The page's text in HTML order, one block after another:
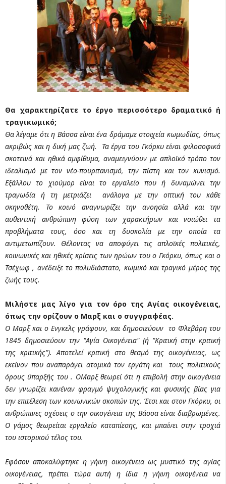
Θα χαρακτηρίζατε το έργο περισσότερο δραματικό ή
τραγικωμικό;
Θα λέγαμε ότι η Βάσσα είναι ένα δράμαμε στοιχεία κωμωδίας, όπως
ακριβώς και η δική μας ζωή. Τα έργα του Γκόρκυ είναι φιλοσοφικά
σκοτεινά και ηθικά αμφίθυμα, αναμειγνύουν με απλοϊκό τρόπο τον
ιδεαλισμό με τον νέο-πουριτανισμό, την πίστη και τον κυνισμό.
Εξάλλου το χιούμορ είναι το εργαλείο που ή δυναμώνει την
τραγωδία ή τη μετριάζει ανάλογα με την οπτική του κάθε
σκηνοθέτη. Το κοινό αναγνωρίζει την ανοησία αλλά και την
αυθεντική ανθρώπινη φύση των χαρακτήρων και νοιώθει τα
προβλήματα τους, όσο και τη δυσκολία με την οποία τα
αντιμετωπίζουν. Θέλοντας να αποφύγει τις απλοϊκές πολιτικές,
κοινωνικές και ηθικές κρίσεις των ηρώων του ο Γκόρκυ, όπως και ο
Τσέχωφ , ανέδειξε το πολυδιάστατο, κωμικό και τραγικό μέρος της
ζωής τους.
Μιλήστε μας λίγο για τον όρο της Αγίας οικογένειας,
όπως την ορίζουν ο Μαρξ και ο συγγραφέας.
Ο Μαρξ και ο Ενγκελς γράφουν, και δημοσιεύουν το Φλεβάρη του
1845 δημοσιεύουν την "Αγία Οικογένεια" (ή "Κριτική στην κριτική
της κριτικής"). Αποτελεί κριτική στο θεσμό της οικογένειας, ως
εκείνον που αναπαράγει ατομικά τον εργάτη και τους πολιτικούς
όρους ύπαρξής του . ΟΜαρξ θεωρεί ότι η επιβολή στην οικογένεια
δεν γνωρίζει κανέναν φραγμό ψυχολογικής και φυσικής βίας για
την επιτέλεση των κοινωνικών σκοπών της. Έτσι και στον Γκόρκυ, οι
ανθρώπινες σχέσεις σ την οικογένεια της Βάσσα είναι διαβρωμένες.
Ο γάμος θεωρείται εργαλείο καταπίεσης, και μπαίνει στην τροχιά
του ιστορικού τέλος του.
Εφόσον αποκαλύφτηκε η γήινη οικογένεια ως μυστικό της αγίας
οικογένειας, πρέπει τώρα αυτή η ίδια η γήινη οικογένεια να